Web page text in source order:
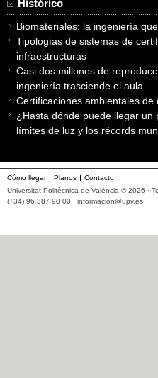
Histórico
Biomateriales: la ingeniería
Tipologías de sistemas de
infraestructuras
Casi dos millones de
ingeniería trasciende el aula
Certificaciones ambientales
¿Hasta dónde puede llegar un
límites de luz y los récords
Cómo llegar Planos
Contacto
Universitat Politècnica de València © 2026 ·
(+34) 96 387 90 00 · informacion@upv.es